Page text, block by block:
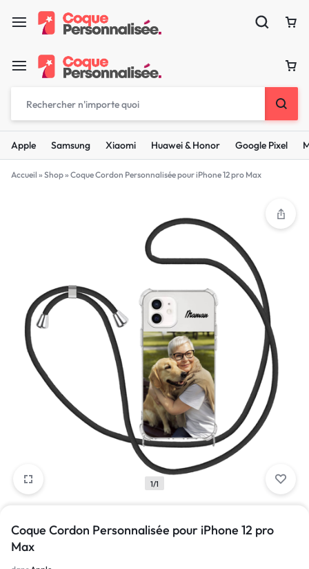
Apple Samsung Xiaomi Huawei & Honor Google Pixel
Accueil » Shop» Coque Cordon Personnalisée pour iPhone 12 pro Max
1/1
Coque Cordon Personnalisée pour iPhone 12 pro
Max